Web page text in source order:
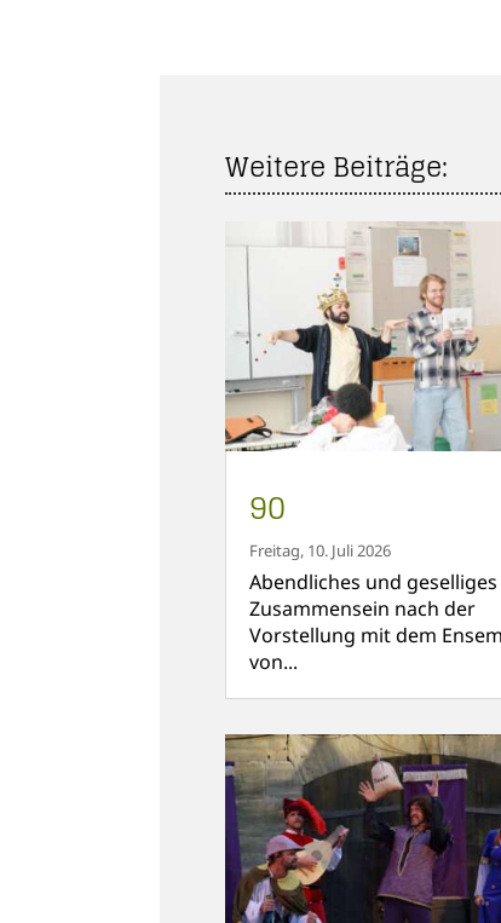
Weitere Beiträge:
90
Freitag, 10. Juli 2026
Abendliches und geselliges
Zusammensein nach der
Vorstellung mit dem
von...